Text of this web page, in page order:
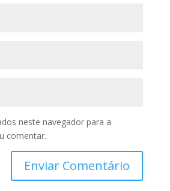
neste navegador para a
comentar.